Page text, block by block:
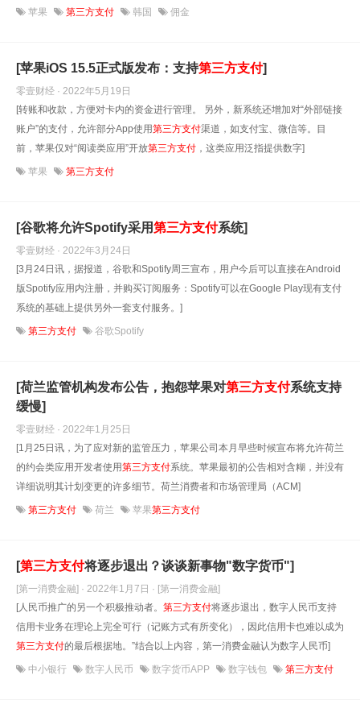
苹果 第三方支付 韩国 佣金
[苹果iOS 15.5正式版发布：支持第三方支付]
零壹财经 · 2022年5月19日
[转账和收款，方便对卡内的资金进行管理。 另外，新系统还增加对“外部链接
账户”的支付，允许部分App使用第三方支付渠道，如支付宝、微信等。目
前，苹果仅对“阅读类应用”开放第三方支付 ，这类应用泛指提供数字]
苹果 第三方支付
[谷歌将允许Spotify采用第三方支付系统]
零壹财经 · 2022年3月24日
[3月24日讯，据报道，谷歌和Spotify周三宣布，用户今后可以直接在Android
版Spotify应用内注册，并购买订阅服务：Spotify可以在Google Play现有支付
系统的基础上提供另外一套支付服务。]
第三方支付 谷歌Spotify
[荷兰监管机构发布公告，抱怨苹果对第三方支付系统支持
缓慢]
零壹财经 · 2022年1月25日
[1月25日讯，为了应对新的监管压力，苹果公司本月早些时候宣布将允许荷兰
的约会类应用开发者使用第三方支付系统。苹果最初的公告相对含糊，并没有
详细说明其计划变更的许多细节。荷兰消费者和市场管理局（ACM]
第三方支付 荷兰 苹果第三方支付
[第三方支付将逐步退出？谈谈新事物"数字货币"]
[第一消费金融] · 2022年1月7日 · [第一消费金融]
[人民币推广的另一个积极推动者。 第三方支付将逐步退出，数字人民币支持
信用卡业务在理论上完全可行（记账方式有所变化），因此信用卡也难以成为
第三方支付的最后根据地。”结合以上内容，第一消费金融认为数字人民币]
中小银行 数字人民币 数字货币APP 数字钱包 第三方支付